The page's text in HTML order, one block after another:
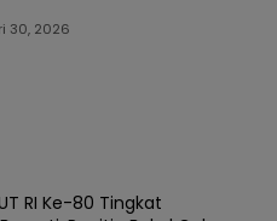
30, 2026
RI Ke-80 Tingkat